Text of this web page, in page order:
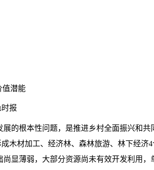
值潜能
报
的根本性问题，是推进乡村全面振兴和
木材加工、经济林、森林旅游、林下经
显薄弱，大部分资源尚未有效开发利用